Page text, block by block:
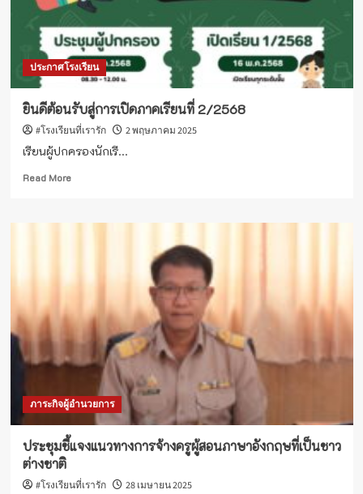
ครู
สอน
ภาษา
อังกฤษ
โรงเรียน
คุณภาพ
ประกาศโรงเรียน
ยินดีต้อนรับสู่การเปิดภาคเรียนที่ 2/2568
#โรงเรียนที่เรารัก 2 พฤษภาคม 2025
เรียนผู้ปกครองนักเรี...
Read MoreRead
ยินดี
เปิด
เรียน
ที่
2/2568
ภาระกิจผู้อำนวยการ
ประชุมชี้แจงแนวทางการจ้างครูผู้สอนภาษาอังกฤษที่เป็นชาว
ต่างชาติ
#โรงเรียนที่เรารัก 28 เมษายน 2025